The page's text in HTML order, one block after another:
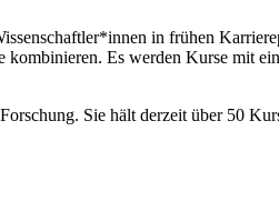
in frühen
Es werden Kurse mit
Sie hält derzeit über 50